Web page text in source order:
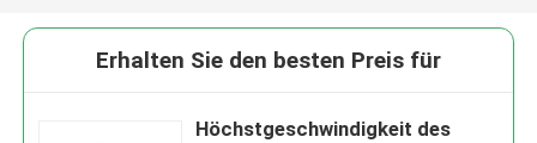
Erhalten Sie den besten Preis für
Höchstgeschwindigkeit des